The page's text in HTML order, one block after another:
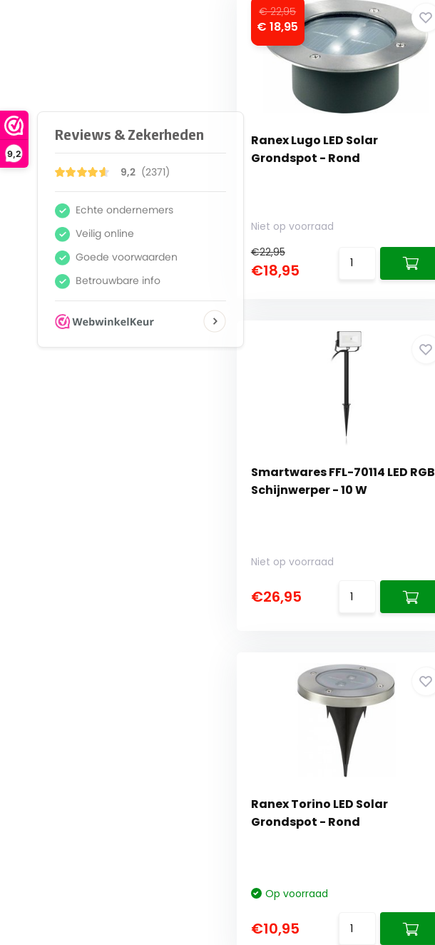
9,2
€ 22,95
€ 18,95
Ranex Lugo LED Solar
Grondspot - Rond
Niet op voorraad
€22,95
€18,95
Smartwares FFL-70114 LED RGB
Schijnwerper - 10 W
Niet op voorraad
€26,95
Ranex Torino LED Solar
Grondspot - Rond
Op voorraad
€10,95